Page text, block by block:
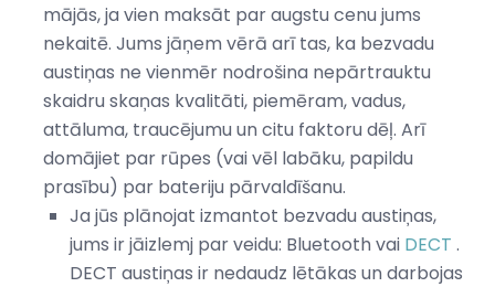
mājās, ja vien maksāt par augstu cenu jums
nekaitē. Jums jāņem vērā arī tas, ka bezvadu
austiņas ne vienmēr nodrošina nepārtrauktu
skaidru skaņas kvalitāti, piemēram, vadus,
attāluma, traucējumu un citu faktoru dēļ. Arī
domājiet par rūpes (vai vēl labāku, papildu
prasību) par bateriju pārvaldīšanu.
Ja jūs plānojat izmantot bezvadu austiņas,
jums ir jāizlemj par veidu: Bluetooth vai DECT .
DECT austiņas ir nedaudz lētākas un darbojas